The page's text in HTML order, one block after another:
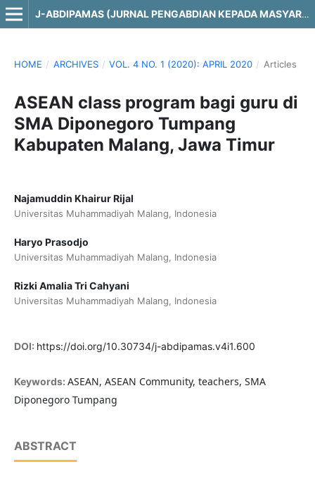
J-ABDIPAMAS (JURNAL PENGABDIAN KEPADA MASYARAKAT)
HOME / ARCHIVES / VOL. 4 NO. 1 (2020): APRIL 2020 / Articles
ASEAN class program bagi guru di
SMA Diponegoro Tumpang
Kabupaten Malang, Jawa Timur
Najamuddin Khairur Rijal
Universitas Muhammadiyah Malang, Indonesia
Haryo Prasodjo
Universitas Muhammadiyah Malang, Indonesia
Rizki Amalia Tri Cahyani
Universitas Muhammadiyah Malang, Indonesia
DOI: https://doi.org/10.30734/j-abdipamas.v4i1.600
Keywords: ASEAN, ASEAN Community, teachers, SMA
Diponegoro Tumpang
ABSTRACT